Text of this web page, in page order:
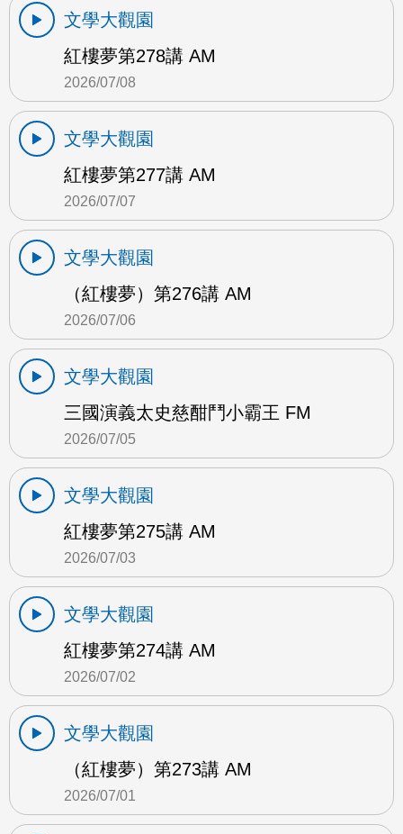
文學大觀園
紅樓夢第278講 AM
2026/07/08
文學大觀園
紅樓夢第277講 AM
2026/07/07
文學大觀園
（紅樓夢）第276講 AM
2026/07/06
文學大觀園
三國演義太史慈酣鬥小霸王 FM
2026/07/05
文學大觀園
紅樓夢第275講 AM
2026/07/03
文學大觀園
紅樓夢第274講 AM
2026/07/02
文學大觀園
（紅樓夢）第273講 AM
2026/07/01